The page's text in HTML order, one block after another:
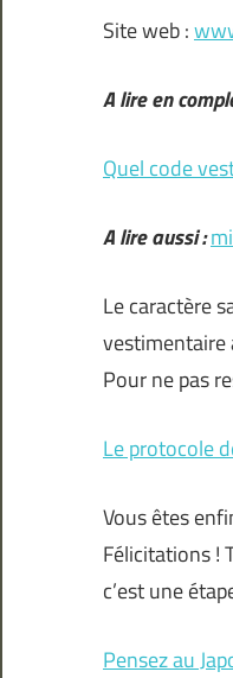
Site web :
A lire en
Quel code
A lire aussi :
Le caractère
vestimentaire
Pour ne pas
Le protocole
Vous êtes
Félicitations !
c’est une
Pensez au